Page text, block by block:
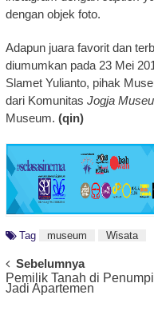
dengan objek foto.
Adapun juara favorit dan
diumumkan pada 23 Mei
Slamet Yulianto, pihak
dari Komunitas Jogja
Museum. (qin)
Tag museum Wisata
Post
Navigation
Sebelumnya
Pemilik Tanah di
Jadi Apartemen